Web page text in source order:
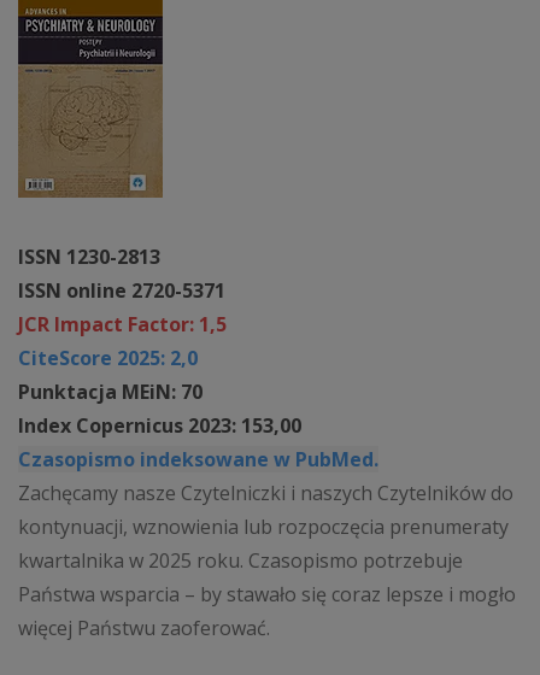
ISSN 1230-2813
ISSN online 2720-5371
JCR Impact Factor: 1,5
CiteScore 2025: 2,0
Punktacja MEiN: 70
Index Copernicus 2023: 153,00
Czasopismo indeksowane w PubMed.
Zachęcamy nasze Czytelniczki i naszych Czytelników do
kontynuacji, wznowienia lub rozpoczęcia prenumeraty
kwartalnika w 2025 roku. Czasopismo potrzebuje
Państwa wsparcia – by stawało się coraz lepsze i mogło
więcej Państwu zaoferować.